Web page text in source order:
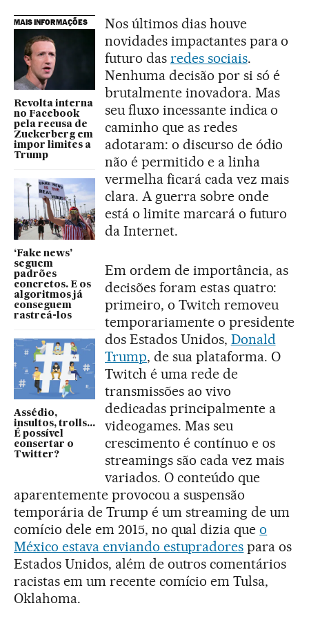
MAIS INFORMAÇÕES
Revolta interna
no Facebook
pela recusa de
Zuckerberg em
impor limites a
Trump
‘Fake news’
seguem
padrões
concretos. E os
algoritmos já
conseguem
rastreá-los
Assédio,
insultos, trolls...
É possível
consertar o
Twitter?
Nos últimos dias houve
novidades impactantes para o
futuro das redes sociais.
Nenhuma decisão por si só é
brutalmente inovadora. Mas
seu fluxo incessante indica o
caminho que as redes
adotaram: o discurso de ódio
não é permitido e a linha
vermelha ficará cada vez mais
clara. A guerra sobre onde
está o limite marcará o futuro
da Internet.
Em ordem de importância, as
decisões foram estas quatro:
primeiro, o Twitch removeu
temporariamente o presidente
dos Estados Unidos, Donald
Trump, de sua plataforma. O
Twitch é uma rede de
transmissões ao vivo
dedicadas principalmente a
videogames. Mas seu
crescimento é contínuo e os
streamings são cada vez mais
variados. O conteúdo que
aparentemente provocou a suspensão
temporária de Trump é um streaming de um
comício dele em 2015, no qual dizia queo
México estava enviando estupradores para os
Estados Unidos, além de outros comentários
racistas em um recente comício em Tulsa,
Oklahoma.